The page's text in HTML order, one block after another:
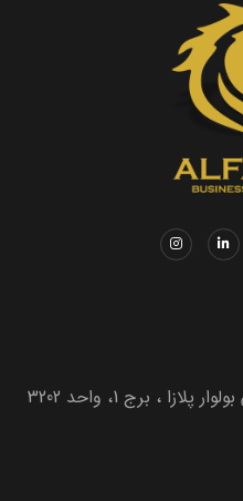
، برج 1، واحد 3202